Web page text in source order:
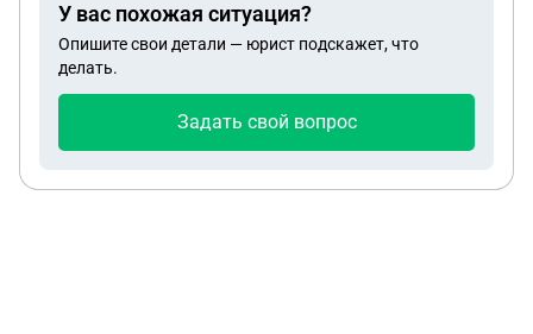
обязаны? И еще вопрос обязаны ли платить за
ЖКУ если прописаны в этом доме, спасибо
У вас похожая ситуация?
Опишите свои детали — юрист подскажет, что
делать.
Задать свой вопрос